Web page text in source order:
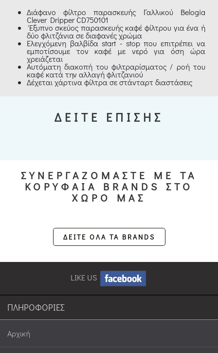
Διάφανο φίλτρο παρασκευής Γαλλικού Belogia
Clever Dripper CD750101
Έξυπνο σκεύος παρασκευής καφέ φίλτρου για ένα ή
δύο φλιτζάνια σε διαφανές χρώμα
Ελεγχόμενη βαλβίδα start - stop που επιτρέπει να
εμποτίσουμε τον καφέ με νερό για όση ώρα
χρειάζεται
Αυτόματη διακοπή του φιλτραρίσματος / ροή του
καφέ κατά την αλλαγή φλιτζανιού
Δέχεται χάρτινα φίλτρα σε στάνταρτ διαστάσεις
ΔΕΙΤΕ ΕΠΙΣΗΣ
ΣΥΝΕΡΓΑΖΟΜΑΣΤΕ ΜΕ ΤΑ
ΚΟΡΥΦΑΙΑ BRANDS ΣΤΟ
ΧΩΡΟ ΜΑΣ
ΔΕΙΤΕ ΟΛΑ ΤΑ BRANDS
LIKE US
ΠΛΗΡΟΦΟΡΙΕΣ
Αρχική